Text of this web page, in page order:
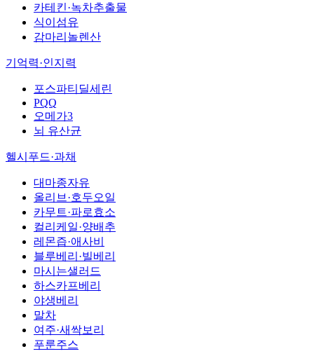
카테킨·녹차추출물
식이섬유
감마리놀렌산
기억력·인지력
포스파티딜세린
PQQ
오메가3
뇌 유산균
헬시푸드·과채
대마종자유
올리브·호두오일
카무트·파로효소
컬리케일·양배추
레몬즙·애사비
블루베리·빌베리
마시는샐러드
하스카프베리
야생베리
말차
여주·새싹보리
푸룬주스